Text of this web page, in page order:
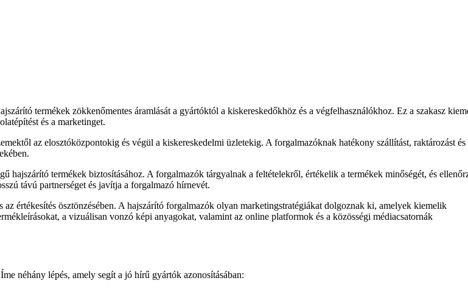
termékek zökkenőmentes áramlását a gyártóktól a kiskereskedőkhöz és a végfelhasználókhoz. Ez a szakasz
és a marketinget.
az elosztóközpontokig és végül a kiskereskedelmi üzletekig. A forgalmazóknak hatékony szállítást, raktározást és
hajszárító termékek biztosításához. A forgalmazók tárgyalnak a feltételekről, értékelik a termékek minőségét, és
távú partnerséget és javítja a forgalmazó hírnevét.
értékesítés ösztönzésében. A hajszárító forgalmazók olyan marketingstratégiákat dolgoznak ki, amelyek kiemelik
a vizuálisan vonzó képi anyagokat, valamint az online platformok és a közösségi médiacsatornák
néhány lépés, amely segít a jó hírű gyártók azonosításában: